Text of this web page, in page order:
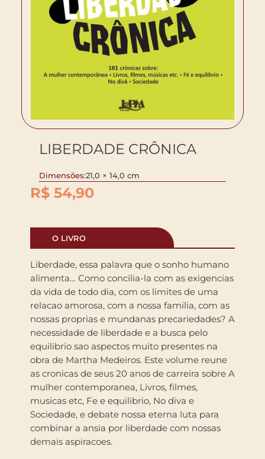
LIBERDADE CRÔNICA
Dimensões:21,0 × 14,0 cm
R$ 54,90
O LIVRO
Liberdade, essa palavra que o sonho humano
alimenta… Como concilia-la com as exigencias
da vida de todo dia, com os limites de uma
relacao amorosa, com a nossa familia, com as
nossas proprias e mundanas precariedades? A
necessidade de liberdade e a busca pelo
equilibrio sao aspectos muito presentes na
obra de Martha Medeiros. Este volume reune
as cronicas de seus 20 anos de carreira sobre A
mulher contemporanea, Livros, filmes,
musicas etc, Fe e equilibrio, No diva e
Sociedade, e debate nossa eterna luta para
combinar a ansia por liberdade com nossas
demais aspiracoes.